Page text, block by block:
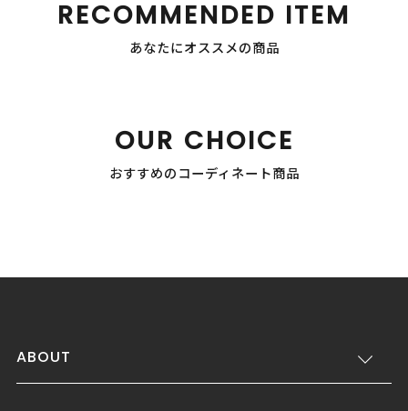
RECOMMENDED ITEM
あなたにオススメの商品
OUR CHOICE
おすすめのコーディネート商品
ABOUT